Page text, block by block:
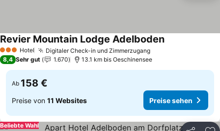
3 SterneHotel Digitaler Check-in und Zimmerzugang
Revier Mountain Lodge Adelboden
8,4 Sehr gut 1.670 13.1 km bis Oeschinensee
Ab 158 €
Preise von 11 Websites Preise sehen
Beliebte Wahl